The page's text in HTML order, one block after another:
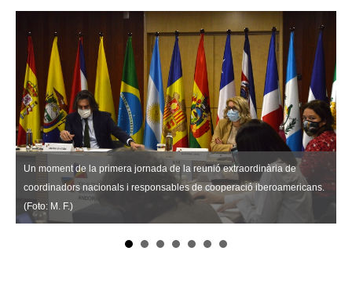
Un moment de la primera jornada de la reunió extraordinària de
coordinadors nacionals i responsables de cooperació iberoamericans.
(Foto: M. F.)